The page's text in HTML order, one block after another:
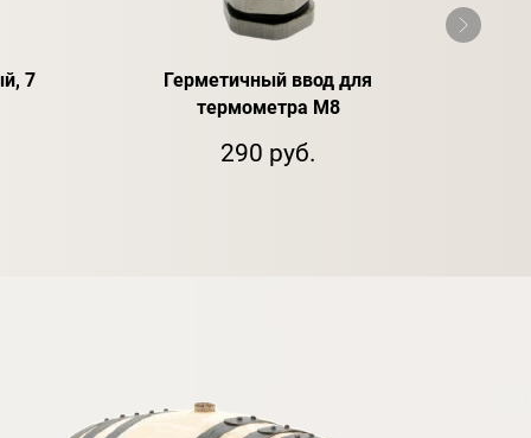
7
Герметичный ввод для
термометра М8
290 руб.